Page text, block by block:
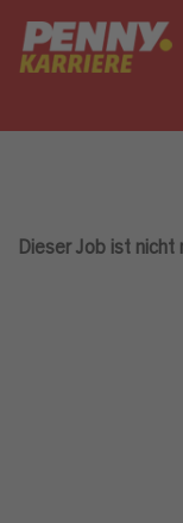
Dieser Job ist nicht